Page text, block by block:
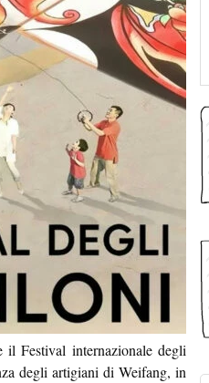
Festival internazionale degli
degli artigiani di Weifang, in